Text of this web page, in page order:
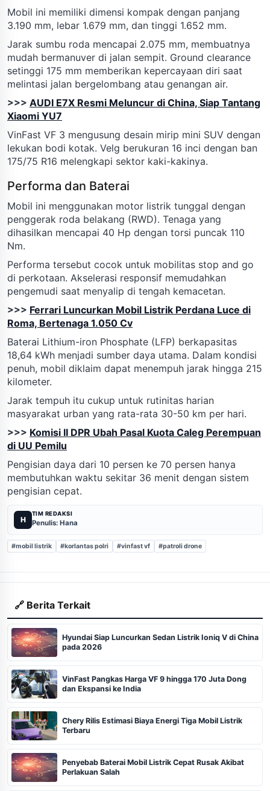
Mobil ini memiliki dimensi kompak dengan panjang
3.190 mm, lebar 1.679 mm, dan tinggi 1.652 mm.
Jarak sumbu roda mencapai 2.075 mm, membuatnya
mudah bermanuver di jalan sempit. Ground clearance
setinggi 175 mm memberikan kepercayaan diri saat
melintasi jalan bergelombang atau genangan air.
>>> AUDI E7X Resmi Meluncur di China, Siap Tantang
Xiaomi YU7
VinFast VF 3 mengusung desain mirip mini SUV dengan
lekukan bodi kotak. Velg berukuran 16 inci dengan ban
175/75 R16 melengkapi sektor kaki-kakinya.
Performa dan Baterai
Mobil ini menggunakan motor listrik tunggal dengan
penggerak roda belakang (RWD). Tenaga yang
dihasilkan mencapai 40 Hp dengan torsi puncak 110
Nm.
Performa tersebut cocok untuk mobilitas stop and go
di perkotaan. Akselerasi responsif memudahkan
pengemudi saat menyalip di tengah kemacetan.
>>> Ferrari Luncurkan Mobil Listrik Perdana Luce di
Roma, Bertenaga 1.050 Cv
Baterai Lithium-iron Phosphate (LFP) berkapasitas
18,64 kWh menjadi sumber daya utama. Dalam kondisi
penuh, mobil diklaim dapat menempuh jarak hingga 215
kilometer.
Jarak tempuh itu cukup untuk rutinitas harian
masyarakat urban yang rata-rata 30-50 km per hari.
>>> Komisi II DPR Ubah Pasal Kuota Caleg Perempuan
di UU Pemilu
Pengisian daya dari 10 persen ke 70 persen hanya
membutuhkan waktu sekitar 36 menit dengan sistem
pengisian cepat.
H
TIM REDAKSI
Penulis: Hana
#mobil listrik #korlantas polri #vinfast vf #patroli drone
🔗 Berita Terkait
Hyundai Siap Luncurkan Sedan Listrik Ioniq V di China
pada 2026
VinFast Pangkas Harga VF 9 hingga 170 Juta Dong
dan Ekspansi ke India
Chery Rilis Estimasi Biaya Energi Tiga Mobil Listrik
Terbaru
Penyebab Baterai Mobil Listrik Cepat Rusak Akibat
Perlakuan Salah